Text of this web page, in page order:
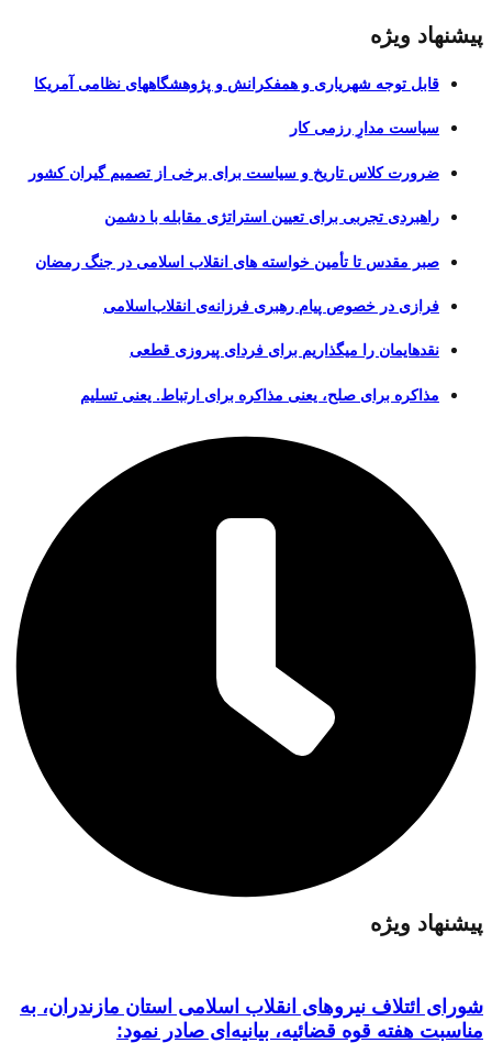
پیشنهاد ویژه
قابل توجه شهریاری و همفکرانش و پژوهشگاههای نظامی آمریکا
سیاست مدارِ رزمی کار
ضرورت کلاس تاریخ و سیاست برای برخی از تصمیم گیران کشور
راهبردی تجربی برای تعیین استراتژی مقابله با دشمن
صبر مقدس تا تأمین خواسته های انقلاب اسلامی در جنگ رمضان
فرازی در خصوص پیام رهبری فرزانه‌ی انقلاب‌اسلامی
نقدهایمان را میگذاریم برای فردای پیروزی قطعی
مذاکره برای صلح، یعنی مذاکره برای ارتباط. یعنی تسلیم
پیشنهاد ویژه
شورای ائتلاف نیروهای انقلاب اسلامی استان مازندران، به
مناسبت هفته قوه قضائیه، بیانیه‌ای صادر نمود: